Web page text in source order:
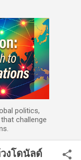
politics,
challenge
งโดนัลด์